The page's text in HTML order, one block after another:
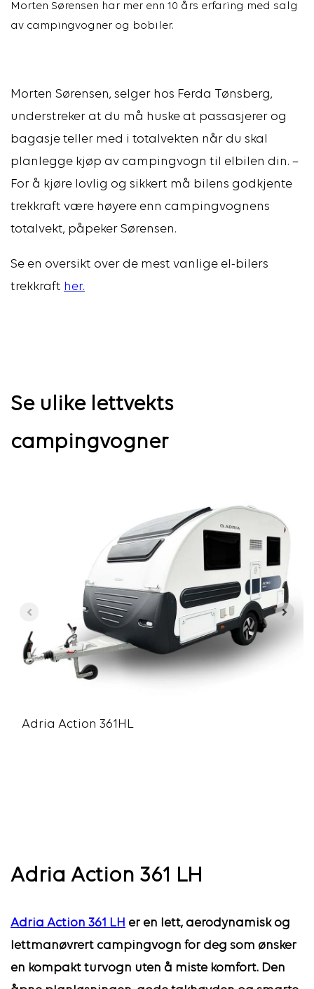
Morten Sørensen har mer enn 10 års erfaring med salg
av campingvogner og bobiler.
Morten Sørensen, selger hos Ferda Tønsberg,
understreker at du må huske at passasjerer og
bagasje teller med i totalvekten når du skal
planlegge kjøp av campingvogn til elbilen din. –
For å kjøre lovlig og sikkert må bilens godkjente
trekkraft være høyere enn campingvognens
totalvekt, påpeker Sørensen.
Se en oversikt over de mest vanlige el-bilers
trekkraft her.
Se ulike lettvekts
campingvogner
Adria Action 361HL
Adria Action 361 LH
Adria Action 361 LH er en lett, aerodynamisk og
lettmanøvrert campingvogn for deg som ønsker
en kompakt turvogn uten å miste komfort. Den